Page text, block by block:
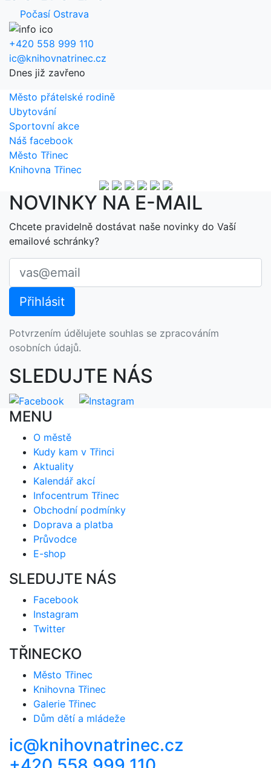
Počasí Ostrava
+420 558 999 110
ic@knihovnatrinec.cz
Dnes již zavřeno
Město přátelské rodině
Ubytování
Sportovní akce
Náš facebook
Město Třinec
Knihovna Třinec
NOVINKY NA E-MAIL
Chcete pravidelně dostávat naše novinky do Vaší
emailové schránky?
Potvrzením údělujete souhlas se zpracováním
osobních údajů.
SLEDUJTE NÁS
MENU
O městě
Kudy kam v Třinci
Aktuality
Kalendář akcí
Infocentrum Třinec
Obchodní podmínky
Doprava a platba
Průvodce
E-shop
SLEDUJTE NÁS
Facebook
Instagram
Twitter
TŘINECKO
Město Třinec
Knihovna Třinec
Galerie Třinec
Dům dětí a mládeže
ic@knihovnatrinec.cz